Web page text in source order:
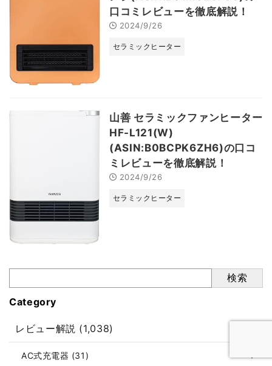
口コミレビューを徹底解説！
2024/9/26
セラミックヒーター
山善 セラミックファンヒーター
HF-L121(W)
(ASIN:B0BCPK6ZH6)の口コ
ミレビューを徹底解説！
2024/9/26
セラミックヒーター
検索
Category
レビュー解説 (1,038)
AC式充電器 (31)